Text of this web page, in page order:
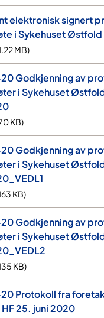
elektronisk signert
i Sykehuset
MB)
Godkjenning av
i Sykehuset
KB)
Godkjenning av
i Sykehuset
KB)
Godkjenning av
i Sykehuset
KB)
Protokoll fra
25. juni 2020